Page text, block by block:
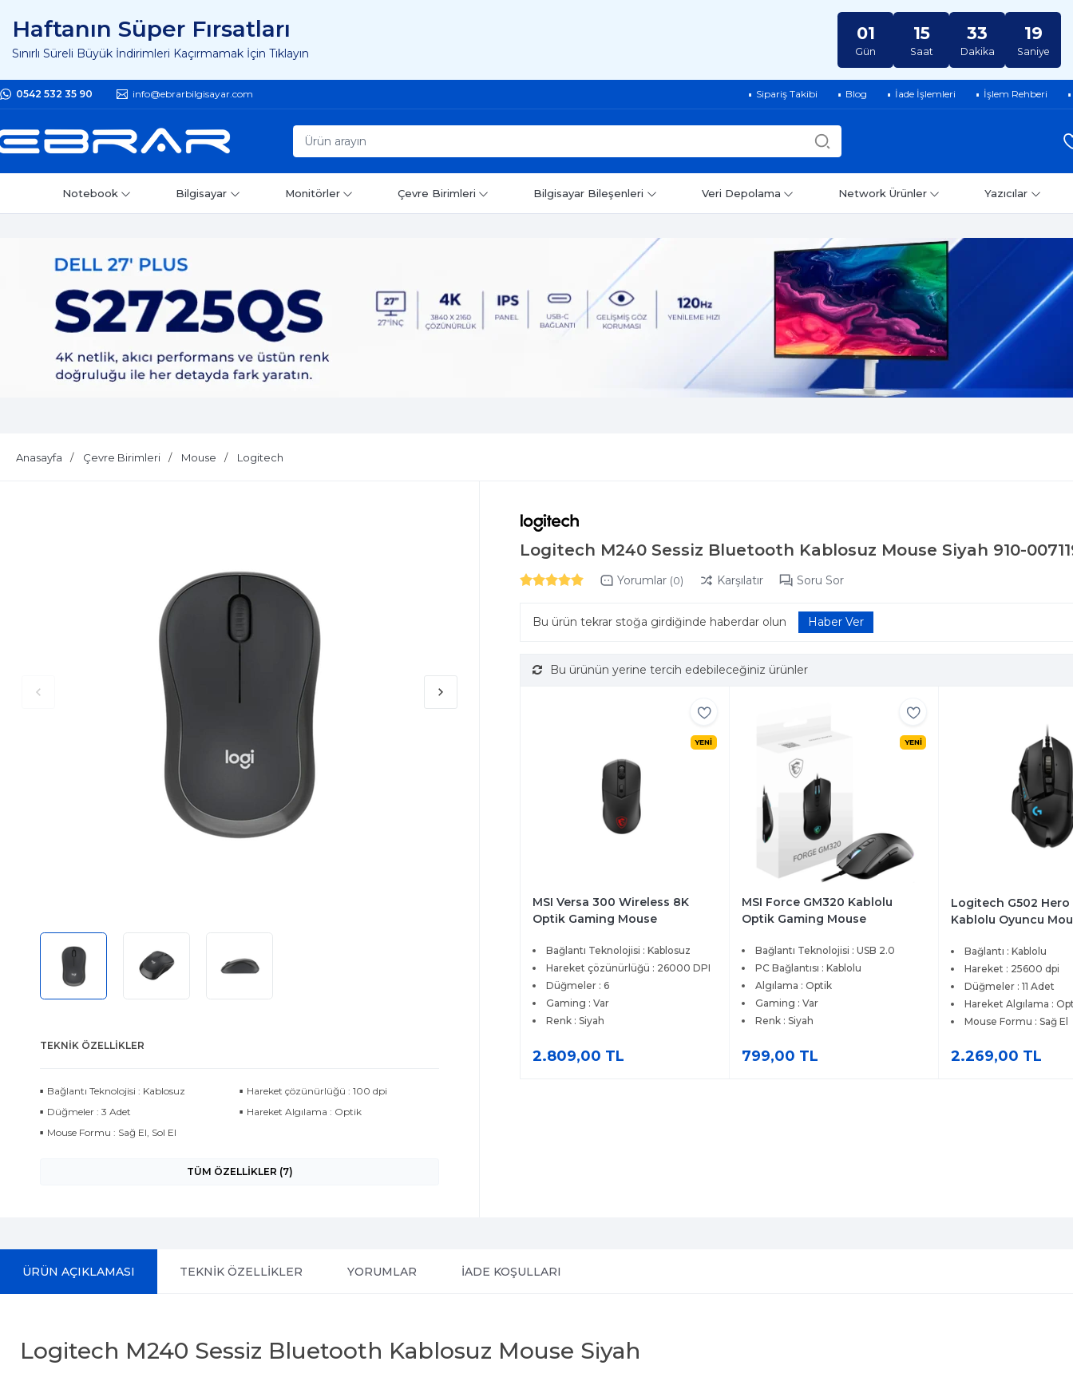
Haftanın Süper Fırsatları
Sınırlı Süreli Büyük İndirimleri Kaçırmamak İçin Tıklayın
01
Gün
15
Saat
33
Dakika
18
Saniye
0542 532 35 90 info@ebrarbilgisayar.com Sipariş Takibi Blog İade İşlemleri İşlem Rehberi
Notebook Bilgisayar Monitörler Çevre Birimleri Bilgisayar Bileşenleri Veri Depolama Network Ürünler Yazıcılar
Anasayfa Çevre Birimleri Mouse Logitech
TEKNIK ÖZELLIKLER
Bağlantı Teknolojisi : Kablosuz
Hareket çözünürlüğü : 100 dpi
Düğmeler : 3 Adet
Hareket Algılama : Optik
Mouse Formu : Sağ El, Sol El
TÜM ÖZELLİKLER (7)
Logitech M240 Sessiz Bluetooth Kablosuz Mouse Siyah 910-
Yorumlar (0) Karşılatır Soru Sor
Bu ürün tekrar stoğa girdiğinde haberdar olun
Bu ürünün yerine tercih edebileceğiniz ürünler
YENİ
MSI Versa 300 Wireless 8K
Optik Gaming Mouse
Bağlantı Teknolojisi : Kablosuz
Hareket çözünürlüğü : 26000 DPI
Düğmeler : 6
Gaming : Var
Renk : Siyah
2.809,00 TL
YENİ
MSI Force GM320 Kablolu
Optik Gaming Mouse
Bağlantı Teknolojisi : USB 2.0
PC Bağlantısı : Kablolu
Algılama : Optik
Gaming : Var
Renk : Siyah
799,00 TL
Logitech G502
Kablolu Oyuncu
Bağlantı : Kablolu
Hareket : 25600 dpi
Düğmeler : 11 Adet
Hareket Algılama :
Mouse Formu : Sağ El
2.269,00 TL
ÜRÜN AÇIKLAMASI TEKNİK ÖZELLİKLER YORUMLAR İADE KOŞULLARI
Logitech M240 Sessiz Bluetooth Kablosuz Mouse Siyah